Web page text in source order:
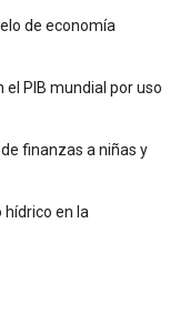
de economía
el PIB mundial por uso
finanzas a niñas y
en la